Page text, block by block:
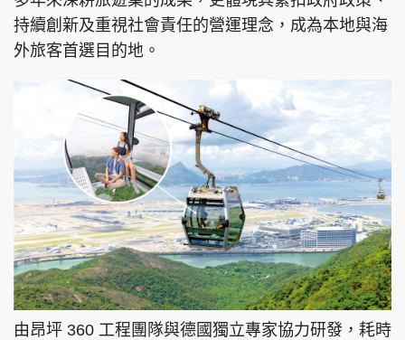
頭條日報 星島環球 The Standard
親子王 Oh!爸媽 JobMarket
頭條搵工 EDUPLUS
關於我們 使用條款
持續創新及重視社會責任的營運理念，成為本地與海
外旅客首選目的地。
由昂坪 360 工程團隊與德國獨立專家協力研發，耗時